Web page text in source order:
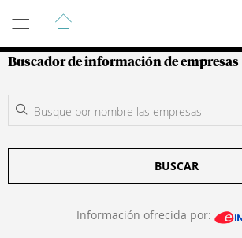
Guía de Empresas
Buscador de información de empresas
BUSCAR
Información ofrecida por: